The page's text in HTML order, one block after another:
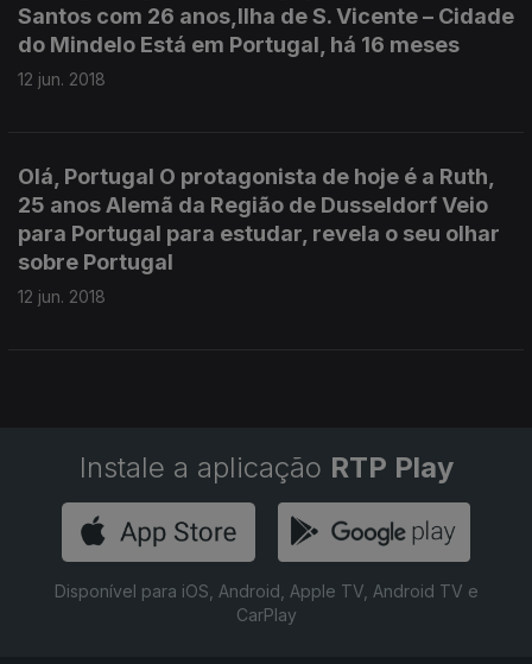
Santos com 26 anos,Ilha de S. Vicente – Cidade
do Mindelo Está em Portugal, há 16 meses
12 jun. 2018
Olá, Portugal O protagonista de hoje é a Ruth,
25 anos Alemã da Região de Dusseldorf Veio
para Portugal para estudar, revela o seu olhar
sobre Portugal
12 jun. 2018
Instale a aplicação RTP Play
Disponível para iOS, Android, Apple TV, Android TV e
CarPlay